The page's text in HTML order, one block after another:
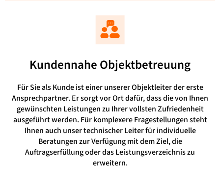
Kundennahe Objektbetreuung
Für Sie als Kunde ist einer unserer Objektleiter der erste
Ansprechpartner. Er sorgt vor Ort dafür, dass die von Ihnen
gewünschten Leistungen zu Ihrer vollsten Zufriedenheit
ausgeführt werden. Für komplexere Fragestellungen steht
Ihnen auch unser technischer Leiter für individuelle
Beratungen zur Verfügung mit dem Ziel, die
Auftragserfüllung oder das Leistungsverzeichnis zu
erweitern.